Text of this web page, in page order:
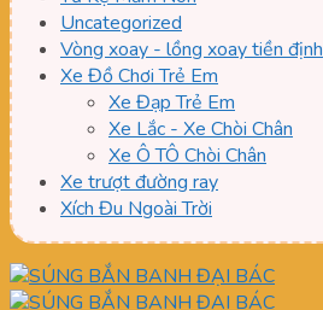
Uncategorized
Vòng xoay - lồng xoay tiền định
Xe Đồ Chơi Trẻ Em
Xe Đạp Trẻ Em
Xe Lắc - Xe Chòi Chân
Xe Ô TÔ Chòi Chân
Xe trượt đường ray
Xích Đu Ngoài Trời